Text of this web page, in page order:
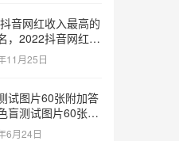
音网红收入最高的
，2022抖音网红收
的前十名有哪些？
11月25日
试图片60张附加答
盲测试图片60张复
6月24日